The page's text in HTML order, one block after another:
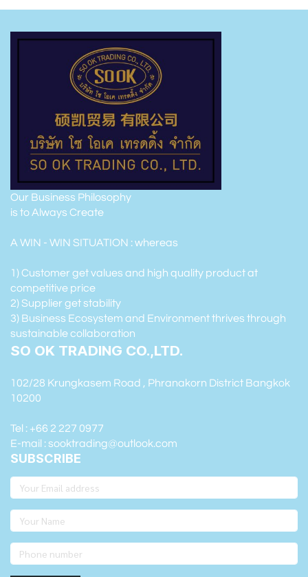
Our Business Philosophy
is to Always Create
A WIN - WIN SITUATION : whereas
1) Customer get values and high quality product at
competitive price
2) Supplier get stability
3) Business Ecosystem and Environment thrives through
sustainable collaboration
SO OK TRADING CO.,LTD.
102/28 Krungkasem Road , Phranakorn District Bangkok
10200
Tel : +66 2 227 0977
E-mail : sooktrading@outlook.com
SUBSCRIBE